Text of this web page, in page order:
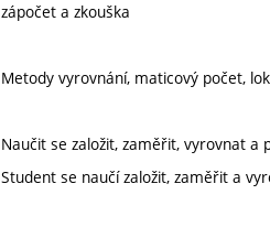
zápočet a zkouška
Metody vyrovnání, maticový počet,
Naučit se založit, zaměřit, vyrovnat a
Student se naučí založit, zaměřit a